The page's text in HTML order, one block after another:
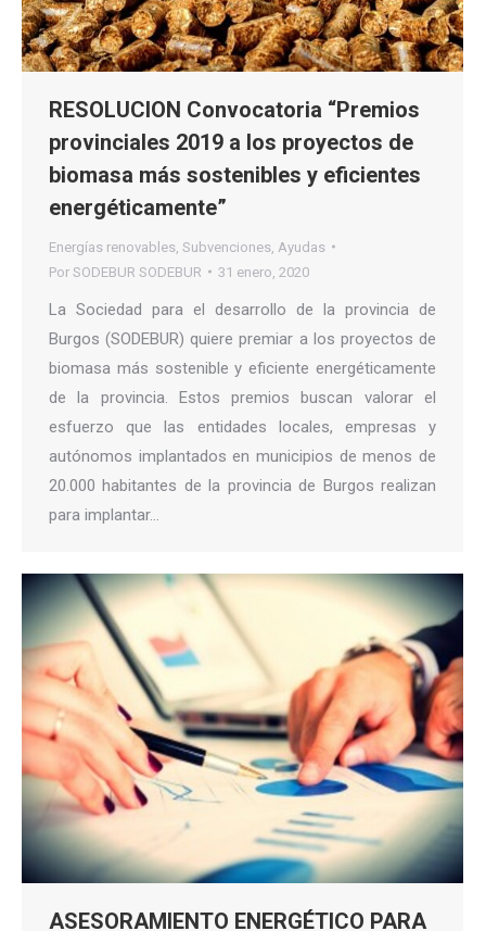
RESOLUCION Convocatoria “Premios
provinciales 2019 a los proyectos de
biomasa más sostenibles y eficientes
energéticamente”
Energías renovables Subvenciones Ayudas
Por SODEBUR SODEBUR 31 enero, 2020
La Sociedad para el desarrollo de la provincia de
Burgos (SODEBUR) quiere premiar a los proyectos de
biomasa más sostenible y eficiente energéticamente
de la provincia. Estos premios buscan valorar el
esfuerzo que las entidades locales, empresas y
autónomos implantados en municipios de menos de
20.000 habitantes de la provincia de Burgos realizan
para implantar…
ASESORAMIENTO ENERGÉTICO PARA